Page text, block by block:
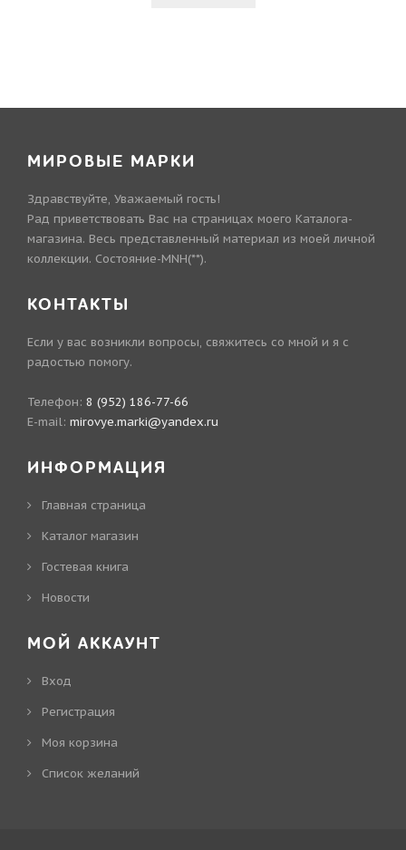
МИРОВЫЕ МАРКИ
Здравствуйте, Уважаемый гость!
Рад приветствовать Вас на страницах моего Каталога-
магазина. Весь представленный материал из моей личной
коллекции. Состояние-MNH(**).
КОНТАКТЫ
Если у вас возникли вопросы, свяжитесь со мной и я с
радостью помогу.
Телефон: 8 (952) 186-77-66
E-mail: mirovye.marki@yandex.ru
ИНФОРМАЦИЯ
Главная страница
Каталог магазин
Гостевая книга
Новости
МОЙ АККАУНТ
Вход
Регистрация
Моя корзина
Cписок желаний